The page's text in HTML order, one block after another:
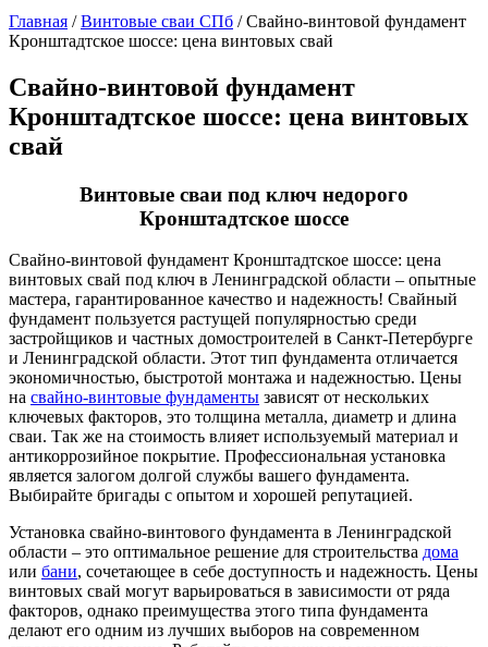
Главная /Винтовые сваи СПб /Свайно-винтовой фундамент
Кронштадтское шоссе: цена винтовых свай
Свайно-винтовой фундамент
Кронштадтское шоссе: цена винтовых
свай
Винтовые сваи под ключ недорого
Кронштадтское шоссе
Свайно-винтовой фундамент Кронштадтское шоссе: цена
винтовых свай под ключ в Ленинградской области – опытные
мастера, гарантированное качество и надежность! Свайный
фундамент пользуется растущей популярностью среди
застройщиков и частных домостроителей в Санкт-Петербурге
и Ленинградской области. Этот тип фундамента отличается
экономичностью, быстротой монтажа и надежностью. Цены
на свайно-винтовые фундаменты зависят от нескольких
ключевых факторов, это толщина металла, диаметр и длина
сваи. Так же на стоимость влияет используемый материал и
антикоррозийное покрытие. Профессиональная установка
является залогом долгой службы вашего фундамента.
Выбирайте бригады с опытом и хорошей репутацией.
Установка свайно-винтового фундамента в Ленинградской
области – это оптимальное решение для строительства дома
или бани, сочетающее в себе доступность и надежность. Цены
винтовых свай могут варьироваться в зависимости от ряда
факторов, однако преимущества этого типа фундамента
делают его одним из лучших выборов на современном